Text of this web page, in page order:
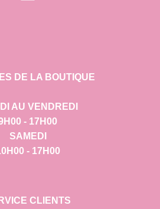
DE LA BOUTIQUE
AU VENDREDI
- 17H00
SAMEDI
- 17H00
CLIENTS